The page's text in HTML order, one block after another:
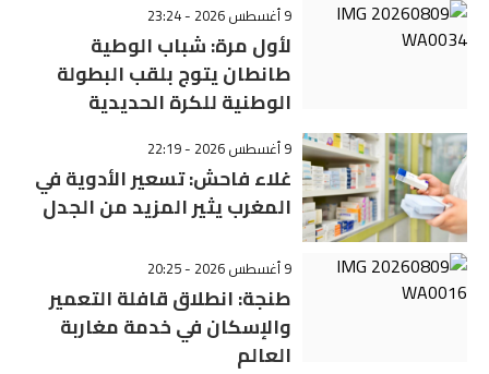
9 أغسطس 2026 - 23:24
لأول مرة: شباب الوطية
طانطان يتوج بلقب البطولة
الوطنية للكرة الحديدية
9 أغسطس 2026 - 22:19
غلاء فاحش: تسعير الأدوية في
المغرب يثير المزيد من الجدل
9 أغسطس 2026 - 20:25
طنجة: انطلاق قافلة التعمير
والإسكان في خدمة مغاربة
العالم